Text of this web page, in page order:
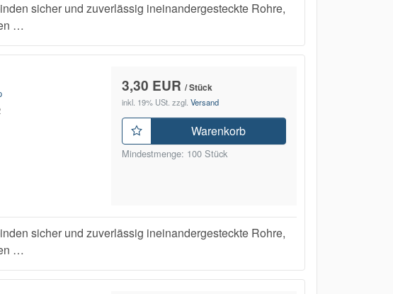
sicher und zuverlässig ineinandergesteckte Rohre,
…
3,30 EUR / Stück
inkl. 19% USt. zzgl. Versand
Warenkorb
Mindestmenge: 100 Stück
sicher und zuverlässig ineinandergesteckte Rohre,
…